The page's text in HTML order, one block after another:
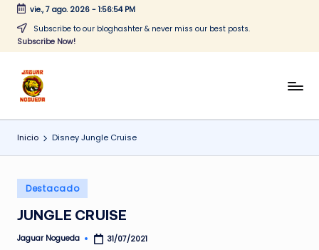
Saltar
vie., 7 ago. 2026- 1:56:54 PM
Subscribe to our bloghashter & never miss our best posts.
Subscribe Now!
J
a
g
a
r
N
CONTENIDO
Inicio Disney Jungle Cruise
Publicado
en
Destacado
JUNGLE CRUISE
Publicado
Jaguar Nogueda 31/07/2021